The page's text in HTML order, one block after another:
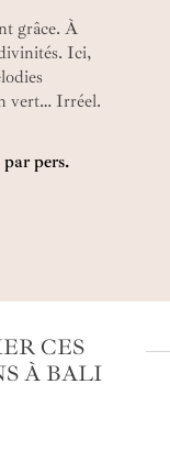
grâce. À
Ici,
vert… Irréel.
sur
12 jours.
pers.
CES
À BALI